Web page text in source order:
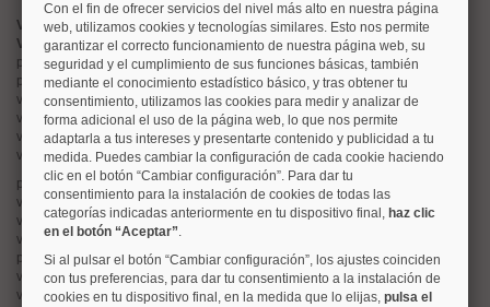
Valorar vivienda online
Vender piso
pisos enchamberí
pisos enmoncloa
viviendas enargüelles
viviendas entetuán
viviendas encuatro caminos
viviendas en chamartín
pisos enrios rosas
viviendas enprosperidad
viviendas enhispanoamerica
viviendas enciudad lineal
pisos en salamanca
viviendas encentro
viviendas ensol
Con el fin de ofrecer servicios del nivel más alto en nuestra página
web, utilizamos cookies y tecnologías similares. Esto nos permite
garantizar el correcto funcionamiento de nuestra página web, su
seguridad y el cumplimiento de sus funciones básicas, también
mediante el conocimiento estadístico básico, y tras obtener tu
consentimiento, utilizamos las cookies para medir y analizar de
forma adicional el uso de la página web, lo que nos permite
adaptarla a tus intereses y presentarte contenido y publicidad a tu
medida. Puedes cambiar la configuración de cada cookie haciendo
clic en el botón “Cambiar configuración”. Para dar tu
consentimiento para la instalación de cookies de todas las
categorías indicadas anteriormente en tu dispositivo final, haz clic
en el botón “Aceptar”.
Si al pulsar el botón “Cambiar configuración”, los ajustes coinciden
con tus preferencias, para dar tu consentimiento a la instalación de
cookies en tu dispositivo final, en la medida que lo elijas, pulsa el